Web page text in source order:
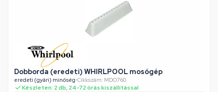
Dobborda (eredeti) WHIRLPOOL mosógép
eredeti (gyári) minőség•Cikkszám: MDO760
Készleten: 2 db, 24-72 órás kiszállítással